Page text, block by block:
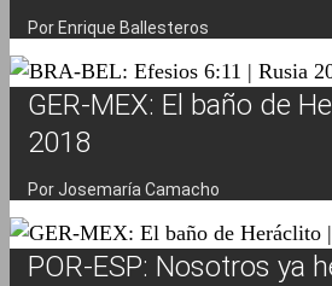
Por Enrique Ballesteros
GER-MEX: El baño de
2018
Por Josemaría Camacho
POR-ESP: Nosotros ya